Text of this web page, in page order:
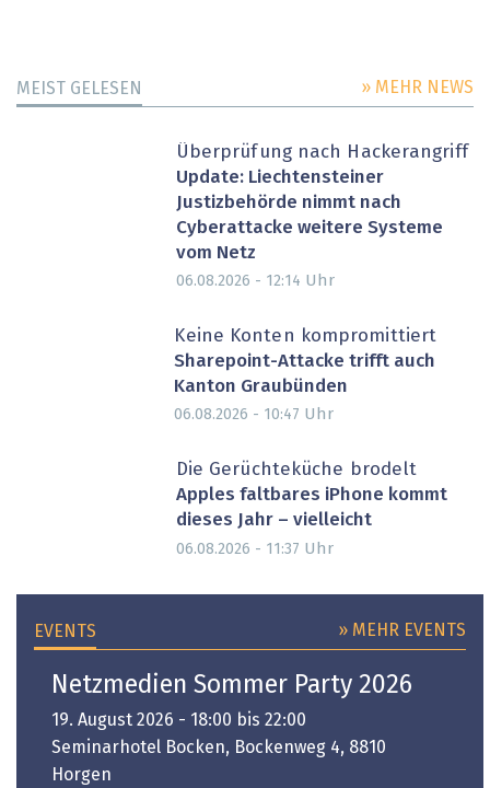
MEIST GELESEN » MEHR NEWS
Überprüfung nach Hackerangriff
Update: Liechtensteiner
Justizbehörde nimmt nach
Cyberattacke weitere Systeme
vom Netz
06.08.2026 - 12:14 Uhr
Keine Konten kompromittiert
Sharepoint-Attacke trifft auch
Kanton Graubünden
06.08.2026 - 10:47 Uhr
Die Gerüchteküche brodelt
Apples faltbares iPhone kommt
dieses Jahr – vielleicht
06.08.2026 - 11:37 Uhr
EVENTS » MEHR EVENTS
Netzmedien Sommer Party 2026
19. August 2026 - 18:00 bis 22:00
Seminarhotel Bocken, Bockenweg 4, 8810
Horgen